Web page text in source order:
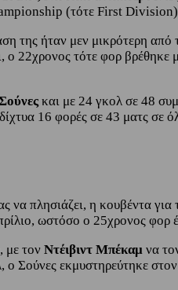
(τότε First
της ήταν μεν μικρότερη από
22χρονος τότε φορ βρέθηκε
και με 24 γκολ σε 48
16 φορές σε 43 ματς σε
να πλησιάζει, η κουβέντα για
ωστόσο ο 25χρονος φορ
με τον Ντέιβιντ Μπέκαμ να
Σούνες εκμυστηρεύτηκε